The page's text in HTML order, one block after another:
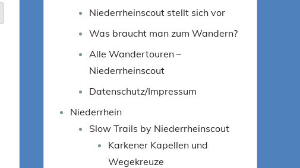
Niederrheinscout stellt sich vor
Was braucht man zum Wandern?
Alle Wandertouren –
Niederrheinscout
Datenschutz/Impressum
Niederrhein
Slow Trails by Niederrheinscout
Karkener Kapellen und
Wegekreuze